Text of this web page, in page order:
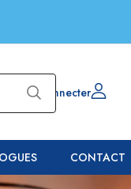
Se connecter
CONTACT